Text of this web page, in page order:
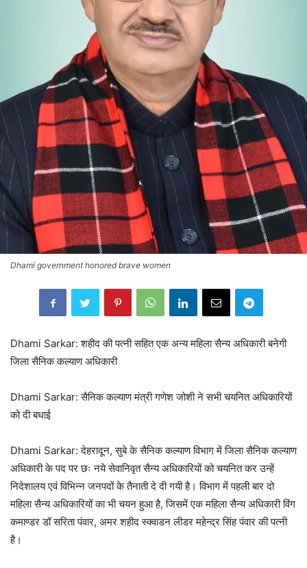
Dhami government honored brave women
Dhami Sarkar: शहीद की पत्नी सहित एक अन्य महिला सैन्य अधिकारी बनेगी
जिला सैनिक कल्याण अधिकारी
Dhami Sarkar: सैनिक कल्याण मंत्री गणेश जोशी ने सभी चयनित अधिकारियों
को दी बधाई
Dhami Sarkar: देहरादून, सुबे के सैनिक कल्याण विभाग में जिला सैनिक कल्याण
अधिकारी के पद पर छः नये सेवानिवृत सैन्य अधिकारियों को चयनित कर उन्हें
निदेशालय एवं विभिन्न जनपदों के तैनाती दे दी गयी है। विभाग में पहली बार दो
महिला सैन्य अधिकारियों का भी चयन हुआ है, जिसमें एक महिला सैन्य अधिकारी विंग
कमाण्डर डॉ सरिता पंवार, अमर शहीद स्क्वाडन लीडर महेन्द्र सिंह पंवार की पत्नी
है।